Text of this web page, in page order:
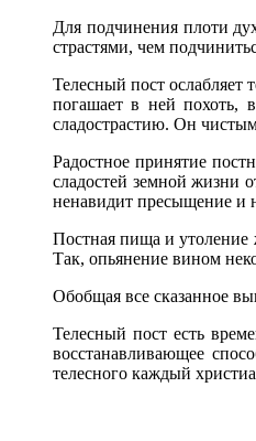
Для подчинения плоти
страстями, чем
Телесный пост ослабляет
погашает в ней похоть,
сладострастию. Он
Радостное принятие
сладостей земной жизни
ненавидит пресыщение и
Постная пища и утоление
Так, опьянение вином
Обобщая все сказанное
Телесный пост есть
восстанавливающее
телесного каждый